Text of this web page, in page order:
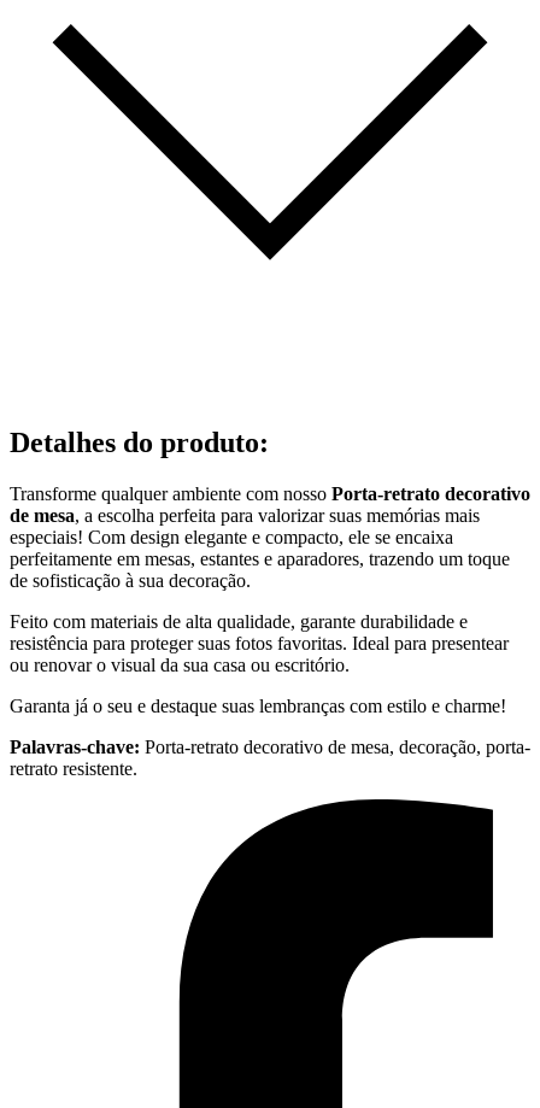
Detalhes do produto:
Transforme qualquer ambiente com nosso Porta-retrato decorativo
de mesa, a escolha perfeita para valorizar suas memórias mais
especiais! Com design elegante e compacto, ele se encaixa
perfeitamente em mesas, estantes e aparadores, trazendo um toque
de sofisticação à sua decoração.
Feito com materiais de alta qualidade, garante durabilidade e
resistência para proteger suas fotos favoritas. Ideal para presentear
ou renovar o visual da sua casa ou escritório.
Garanta já o seu e destaque suas lembranças com estilo e charme!
Palavras-chave: Porta-retrato decorativo de mesa, decoração, porta-
retrato resistente.